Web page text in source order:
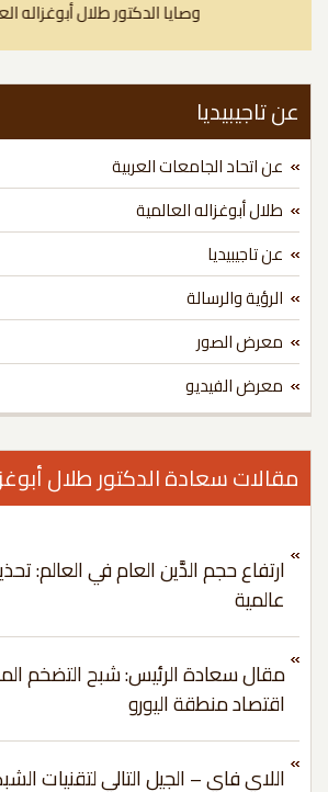
وصايا الدكتور طلال أبوغزاله العشرين
تاجيبيديا
عن اتحاد الجامعات العربية
طلال أبوغزاله العالمية
عن تاجيبيديا
الرؤية والرسالة
معرض الصور
معرض الفيديو
سعادة الدكتور طلال أبوغزاله
ارتفاع حجم الدَّين العام في العالم: تحذير
عالمية
مقال سعادة الرئيس: شبح التضخم
اقتصاد منطقة اليورو
اللاي فاي – الجيل التالي لتقنيات الشبكات